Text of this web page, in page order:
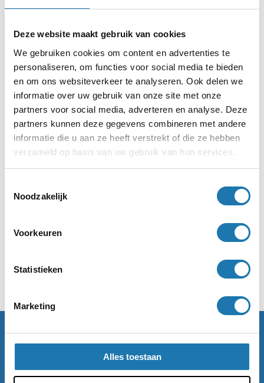
Deze website maakt gebruik van cookies
We gebruiken cookies om content en advertenties te
personaliseren, om functies voor social media te bieden
en om ons websiteverkeer te analyseren. Ook delen we
informatie over uw gebruik van onze site met onze
partners voor social media, adverteren en analyse. Deze
partners kunnen deze gegevens combineren met andere
informatie die u aan ze heeft verstrekt of die ze hebben
verzameld op basis van uw gebruik van hun services.
Noodzakelijk
Voorkeuren
Statistieken
Marketing
Alles toestaan
Misschien ook interessant
29 July 2026
Stress kwijtraken in
Utrecht: actieve
manieren om je hoofd
leeg te maken
Actief vrijgezellenfeest